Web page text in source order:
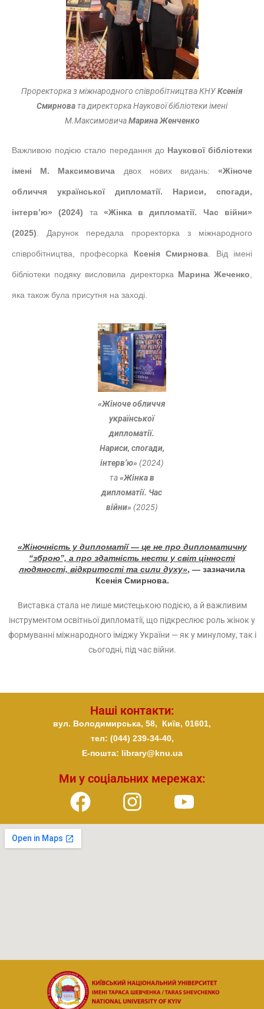
Важливою подією стало передання до Наукової бібліотеки
імені М. Максимовича двох нових видань:«Жіноче
обличчя української дипломатії. Нариси, спогади,
інтерв’ю» (2024) та «Жінка в дипломатії. Час війни»
(2025) . Дарунок передала проректорка з міжнародного
співробітництва, професорка Ксенія Смирнова . Від імені
бібліотеки подяку висловила директорка Марина Жеченко
яка також була присутня на заході.
Проректорка з міжнародного співробітництва КНУКсенія
Смирновата директорка Наукової бібліотеки імені
М.МаксимовичаМарина Женченко
«Жіноче обличчя
української
дипломатії.
Нариси, спогади,
інтерв’ю» (2024)
та«Жінка в
дипломатії. Час
війни» (2025)
«Жіночність у дипломатії — це не про дипломатичну
“зброю”, а про здатність нести у світ цінності
людяності, відкритості та сили духу», — зазначила
Ксенія Смирнова.
Виставка стала не лише мистецькою подією, а й важливим
інструментом освітньої дипломатії, що підкреслює роль жінок у
формуванні міжнародного іміджу України — як у минулому, так і
сьогодні, під час війни.
Наші контакти:
Ми у соціальних мережах:
вул. Володимирська, 58, Київ, 01601,
тел: (044) 239-34-40,
E-пошта: library@knu.ua